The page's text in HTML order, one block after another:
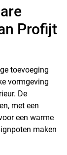
Profijt
toevoeging
vormgeving
De
met een
een warme
maken